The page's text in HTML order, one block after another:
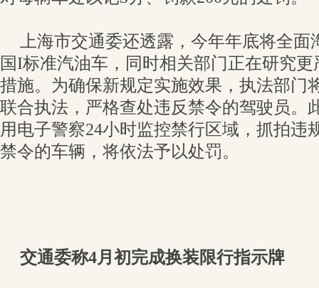
上海市交通委还透露，今年年底将全
国I标准汽油车，同时相关部门正在研究
措施。为确保新规定实施效果，执法部门
联合执法，严格查处违反禁令的驾驶员。
用电子警察24小时监控禁行区域，抓拍违
禁令的车辆，将依法予以处罚。
交通委称4月初完成换装限行指示牌